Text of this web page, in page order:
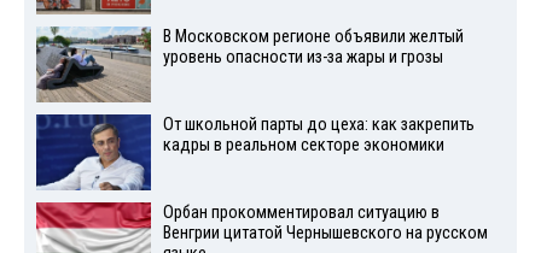
В Московском регионе объявили желтый
уровень опасности из-за жары и грозы
От школьной парты до цеха: как закрепить
кадры в реальном секторе экономики
Орбан прокомментировал ситуацию в
Венгрии цитатой Чернышевского на русском